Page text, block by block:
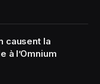
causent la
à l’Omnium